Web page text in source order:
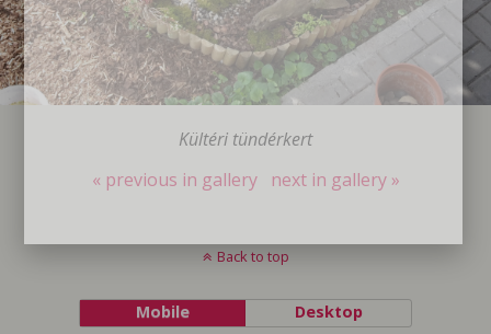
Kültéri tündérkert
« previous in gallery
next in gallery »
Back to top
Mobile Desktop